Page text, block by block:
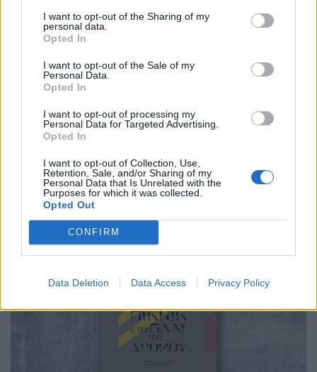
I want to opt-out of the Sharing of my
personal data.
Opted In
I want to opt-out of the Sale of my
Personal Data.
Opted In
I want to opt-out of processing my
Personal Data for Targeted Advertising.
Opted In
I want to opt-out of Collection, Use,
Retention, Sale, and/or Sharing of my
Personal Data that Is Unrelated with the
Purposes for which it was collected.
Opted Out
CONFIRM
Data Deletion Data Access Privacy Policy
Βιβλίο
BookTok trends & ανάγνωση μόνο των
τους βιβλιοφάγους
Ένα viral post στο X άναψε φωτιές όταν αποκαλύφθηκε ότι
κάποιοι που «τελειώνουν» δεκάδες βιβλία τον χρόνο λένε πως
διαβάζουν μόνο ό,τι βρίσκεται μέσα σε εισαγωγικά,
παραλείποντας περιγραφές και ολόκλη